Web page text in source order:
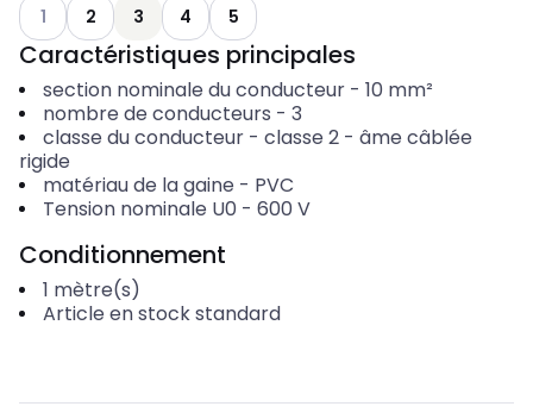
Voir les options disponibles
1 2 3 4 5
Caractéristiques principales
section nominale du conducteur- 10 mm²
nombre de conducteurs - 3
classe du conducteur- classe 2 - âme câblée
rigide
matériau de la gaine - PVC
Tension nominale U0 - 600 V
Conditionnement
1 mètre(s)
Article en stock standard